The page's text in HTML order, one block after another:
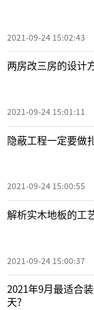
2021-09-24 15:02:43
两房改三房的设计
2021-09-24 15:01:11
隐蔽工程一定要做
2021-09-24 15:00:55
解析实木地板的工
2021-09-24 15:00:37
2021年9月最适合
天?